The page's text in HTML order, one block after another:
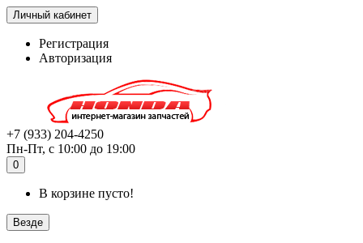
Личный кабинет
Регистрация
Авторизация
+7 (933) 204-4250
Пн-Пт, с 10:00 до 19:00
0
В корзине пусто!
Везде